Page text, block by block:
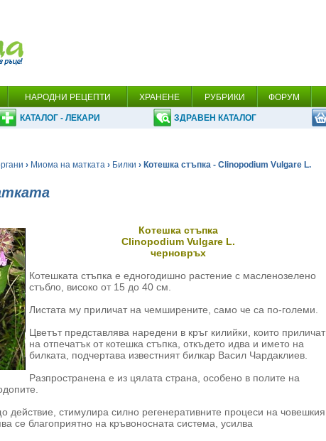
НАРОДНИ РЕЦЕПТИ ХРАНЕНЕ РУБРИКИ ФОРУМ
КАТАЛОГ - ЛЕКАРИ ЗДРАВЕН КАТАЛОГ
› Миома на матката › Билки › Котешка стъпка - Clinopodium Vulgare L.
Котешка стъпка
Clinopodium Vulgare L.
черновръх
Котешката стъпка е едногодишно растение с масленозелено
стъбло, високо от 15 до 40 см.
Листата му приличат на чемширените, само че са по-големи.
Цветът представлява наредени в кръг килийки, които приличат
на отпечатък от котешка стъпка, откъдето идва и името на
билката, подчертава известният билкар Васил Чардаклиев.
Разпространена е из цялата страна, особено в полите на
стимулира силно регенеративните процеси на човешкия
се благоприятно на кръвоносната система, усилва